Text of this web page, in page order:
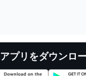
アプリをダウンロ